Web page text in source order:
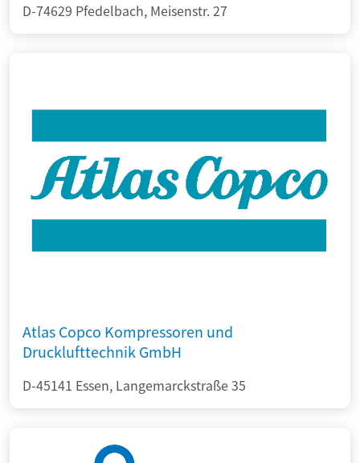
D-74629 Pfedelbach, Meisenstr. 27
Atlas Copco Kompressoren und
Drucklufttechnik GmbH
D-45141 Essen, Langemarckstraße 35